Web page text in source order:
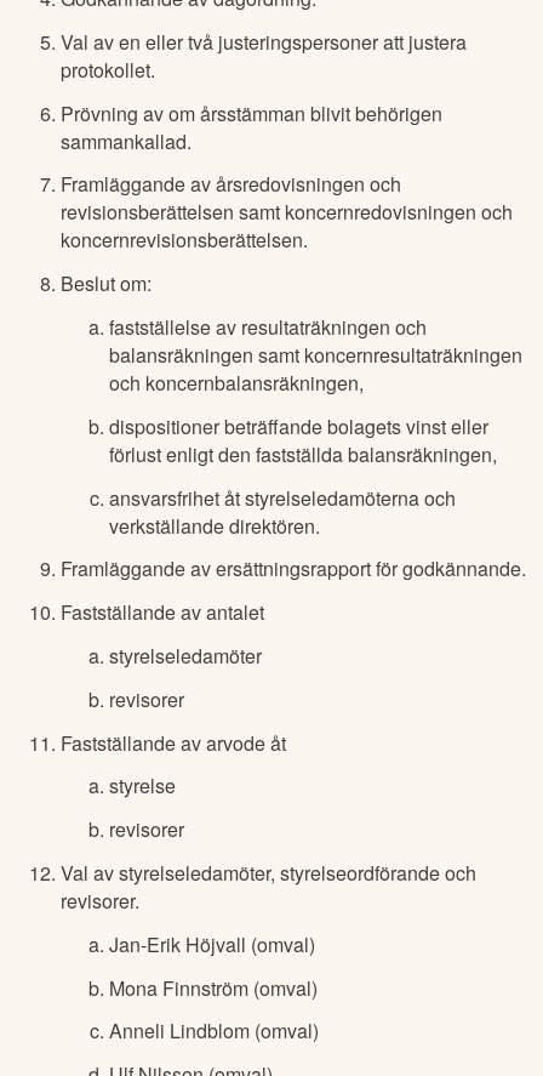
Val av en eller två justeringspersoner att justera
protokollet.
Prövning av om årsstämman blivit behörigen
sammankallad.
Framläggande av årsredovisningen och
revisionsberättelsen samt koncernredovisningen och
koncernrevisionsberättelsen.
Beslut om:
fastställelse av resultaträkningen och
balansräkningen samt koncernresultaträkningen
och koncernbalansräkningen,
dispositioner beträffande bolagets vinst eller
förlust enligt den fastställda balansräkningen,
ansvarsfrihet åt styrelseledamöterna och
verkställande direktören.
Framläggande av ersättningsrapport för godkännande.
Fastställande av antalet
styrelseledamöter
revisorer
Fastställande av arvode åt
styrelse
revisorer
Val av styrelseledamöter, styrelseordförande och
revisorer.
Jan-Erik Höjvall (omval)
Mona Finnström (omval)
Anneli Lindblom (omval)